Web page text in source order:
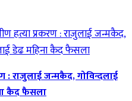
: राजुलाई जन्मकैद, गोविन्दलाई
कैद फैसला